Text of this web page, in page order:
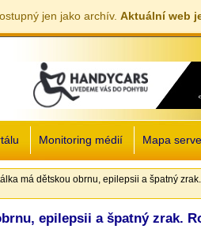
jen jako archív. Aktuální web
Monitoring médií Mapa
má dětskou obrnu, epilepsii a špatný
epilepsii a špatný zrak.